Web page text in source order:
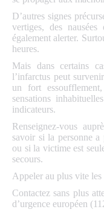
D’autres signes
vertiges, des
également alerter.
heures.
Mais dans certains
l’infarctus peut
un fort
sensations
indicateurs.
Renseignez-vous
savoir si la personne a
ou si la victime est
secours.
Appeler au plus vite les
Contactez sans plus
d’urgence européen